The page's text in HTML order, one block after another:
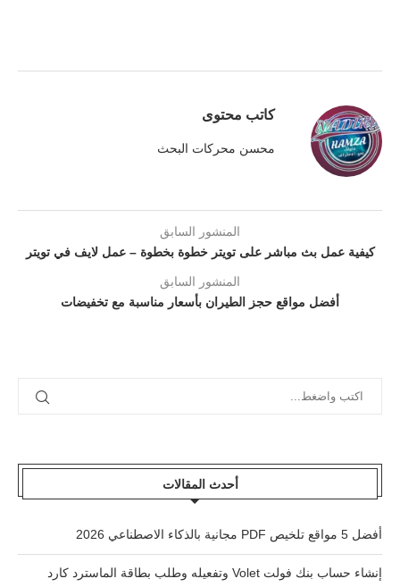
كاتب محتوى
محسن محركات البحث
المنشور السابق
كيفية عمل بث مباشر على تويتر خطوة بخطوة – عمل لايف في تويتر
المنشور السابق
أفضل مواقع حجز الطيران بأسعار مناسبة مع تخفيضات
أحدث المقالات
أفضل 5 مواقع تلخيص PDF مجانية بالذكاء الاصطناعي 2026
إنشاء حساب بنك فولت Volet وتفعيله وطلب بطاقة الماسترد كارد